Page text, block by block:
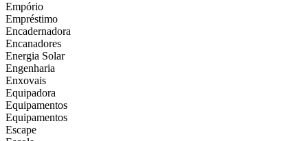
Empório
Empréstimo
Encadernadora
Encanadores
Energia Solar
Engenharia
Enxovais
Equipadora
Equipamentos
Equipamentos
Escape